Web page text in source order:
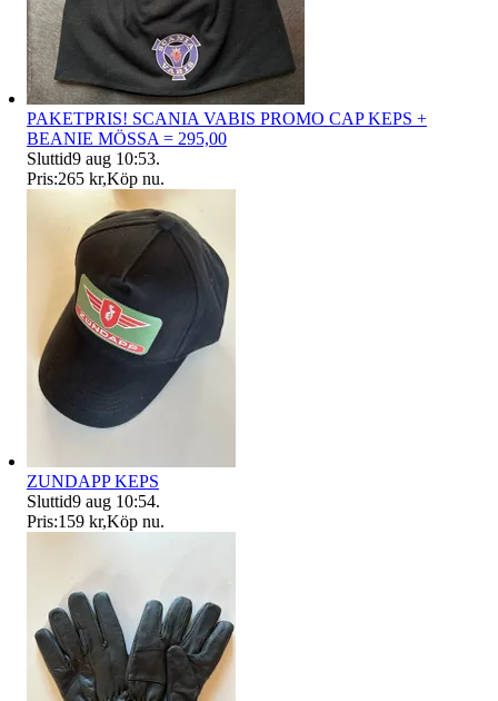
PAKETPRIS! SCANIA VABIS PROMO CAP KEPS +
BEANIE MÖSSA = 295,00
Sluttid9 aug 10:53.
Pris:265 kr,Köp nu.
ZUNDAPP KEPS
Sluttid9 aug 10:54.
Pris:159 kr,Köp nu.